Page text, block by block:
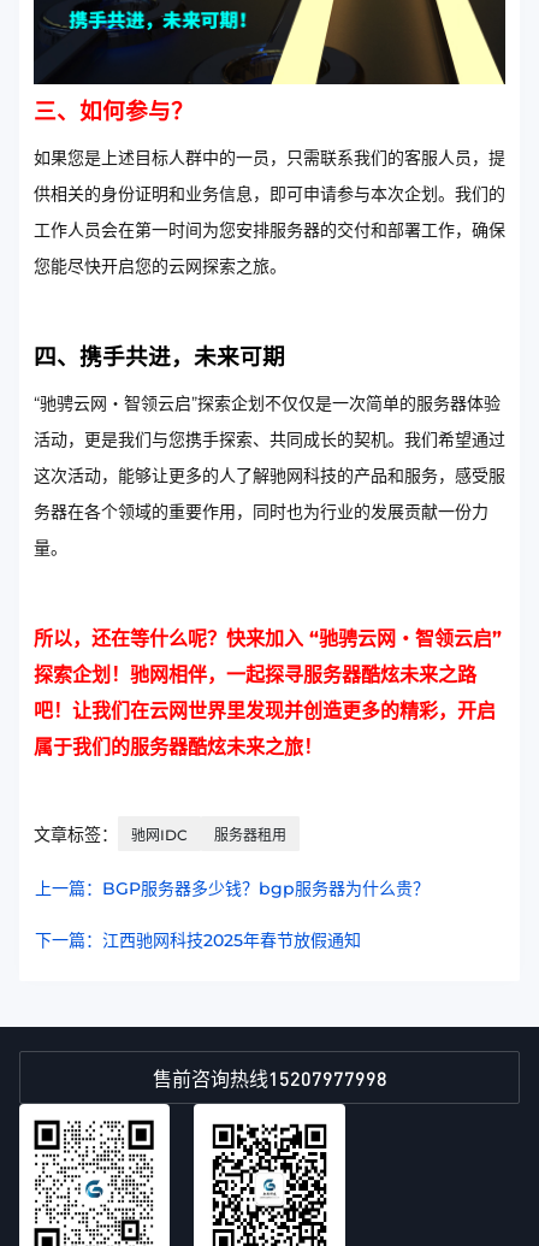
三、如何参与？
如果您是上述目标人群中的一员，只需联系我们的客服人员，提
供相关的身份证明和业务信息，即可申请参与本次企划。我们的
工作人员会在第一时间为您安排服务器的交付和部署工作，确保
您能尽快开启您的云网探索之旅。
四、携手共进，未来可期
“驰骋云网・智领云启”探索企划不仅仅是一次简单的服务器体验
活动，更是我们与您携手探索、共同成长的契机。我们希望通过
这次活动，能够让更多的人了解驰网科技的产品和服务，感受服
务器在各个领域的重要作用，同时也为行业的发展贡献一份力
量。
所以，还在等什么呢？快来加入 “驰骋云网・智领云启”
探索企划！驰网相伴，一起探寻服务器酷炫未来之路
吧！让我们在云网世界里发现并创造更多的精彩，开启
属于我们的服务器酷炫未来之旅！
文章标签： 驰网IDC 服务器租用
上一篇：BGP服务器多少钱？bgp服务器为什么贵？
下一篇：江西驰网科技2025年春节放假通知
售前咨询热线15207977998